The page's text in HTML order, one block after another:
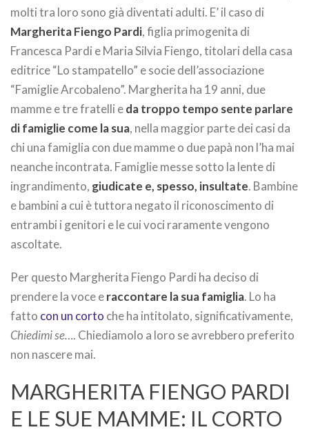
molti tra loro sono già diventati adulti. E’ il caso di
Margherita Fiengo Pardi, figlia primogenita di
Francesca Pardi e Maria Silvia Fiengo, titolari della casa
editrice “Lo stampatello” e socie dell’associazione
“Famiglie Arcobaleno”. Margherita ha 19 anni, due
mamme e tre fratelli eda troppo tempo sente parlare
di famiglie come la sua, nella maggior parte dei casi da
chi una famiglia con due mamme o due papà non l’ha mai
neanche incontrata. Famiglie messe sotto la lente di
ingrandimento, giudicate e, spesso, insultate. Bambine
e bambini a cui è tuttora negato il riconoscimento di
entrambi i genitori e le cui voci raramente vengono
ascoltate.
Per questo Margherita Fiengo Pardi ha deciso di
prendere la voce eraccontare la sua famiglia. Lo ha
fatto con un corto che ha intitolato, significativamente,
Chiedimi se…. Chiediamolo a loro se avrebbero preferito
non nascere mai.
MARGHERITA FIENGO PARDI
E LE SUE MAMME: IL CORTO